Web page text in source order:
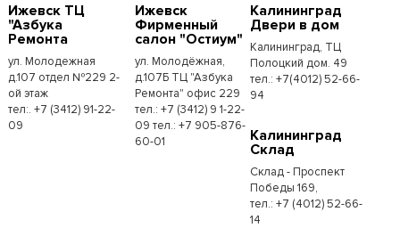
Ижевск ТЦ
"Азбука
Ремонта
ул. Молодежная
д.107 отдел №229 2-
ой этаж
тел:. +7 (3412) 91-22-
09
Ижевск
Фирменный
салон "Остиум"
ул. Молодёжная,
д.107Б ТЦ "Азбука
Ремонта" офис 229
тел.: +7 (3412) 9 1-22-
09 тел.: +7 905-876-
60-01
Калининград
Двери в дом
Калининград, ТЦ
Полоцкий дом. 49
тел.: +7(4012) 52-66-
94
Калининград
Склад
Склад - Проспект
Победы 169,
тел.:​ +7 (4012) 52-66-
14